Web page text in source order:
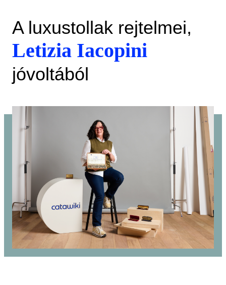
A luxustollak rejtelmei,
Letizia Iacopini
jóvoltából